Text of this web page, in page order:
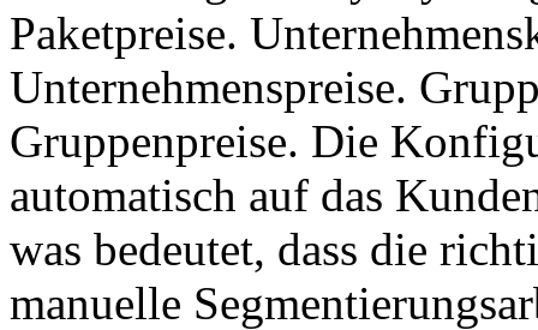
Paketpreise.
Unternehmenspreise.
Gruppenpreise. Die
automatisch auf das
was bedeutet, dass die
manuelle